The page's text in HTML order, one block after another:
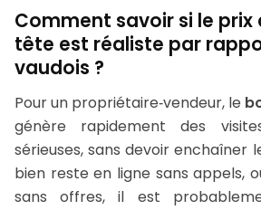
Comment savoir si le prix
tête est réaliste par
vaudois ?
Pour un propriétaire‑vendeur, le
génère rapidement des
sérieuses, sans devoir enchaîner
bien reste en ligne sans appels,
sans offres, il est